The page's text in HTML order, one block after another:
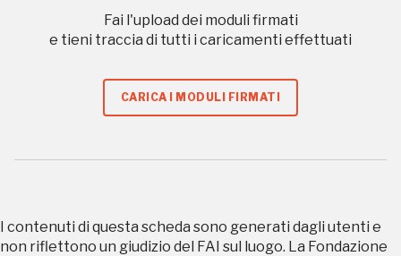
Fai l'upload dei moduli firmati
e tieni traccia di tutti i caricamenti effettuati
CARICA I MODULI FIRMATI
I contenuti di questa scheda sono generati dagli utenti e
non riflettono un giudizio del FAI sul luogo. La Fondazione
a quelle inerenti i luoghi più vicini e gli eventi
organizzati